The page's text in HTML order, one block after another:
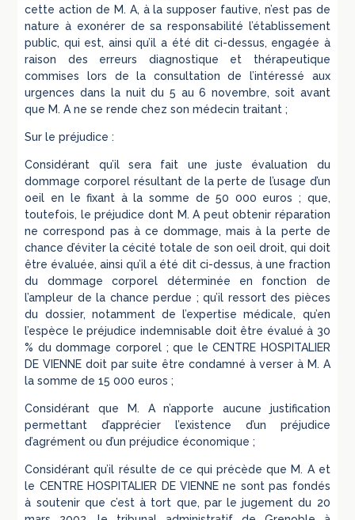
cette action de M. A, à la supposer fautive, n’est pas de
nature à exonérer de sa responsabilité l’établissement
public, qui est, ainsi qu’il a été dit ci-dessus, engagée à
raison des erreurs diagnostique et thérapeutique
commises lors de la consultation de l’intéressé aux
urgences dans la nuit du 5 au 6 novembre, soit avant
que M. A ne se rende chez son médecin traitant ;
Sur le préjudice :
Considérant qu’il sera fait une juste évaluation du
dommage corporel résultant de la perte de l’usage d’un
oeil en le fixant à la somme de 50 000 euros ; que,
toutefois, le préjudice dont M. A peut obtenir réparation
ne correspond pas à ce dommage, mais à la perte de
chance d’éviter la cécité totale de son oeil droit, qui doit
être évaluée, ainsi qu’il a été dit ci-dessus, à une fraction
du dommage corporel déterminée en fonction de
l’ampleur de la chance perdue ; qu’il ressort des pièces
du dossier, notamment de l’expertise médicale, qu’en
l’espèce le préjudice indemnisable doit être évalué à 30
% du dommage corporel ; que le CENTRE HOSPITALIER
DE VIENNE doit par suite être condamné à verser à M. A
la somme de 15 000 euros ;
Considérant que M. A n’apporte aucune justification
permettant d’apprécier l’existence d’un préjudice
d’agrément ou d’un préjudice économique ;
Considérant qu’il résulte de ce qui précède que M. A et
le CENTRE HOSPITALIER DE VIENNE ne sont pas fondés
à soutenir que c’est à tort que, par le jugement du 20